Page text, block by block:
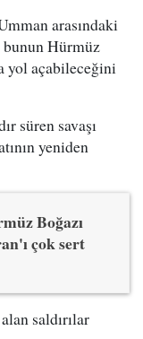
arasındaki
bunun Hürmüz
yol açabileceğini
süren savaşı
yeniden
Boğazı
çok sert
saldırılar